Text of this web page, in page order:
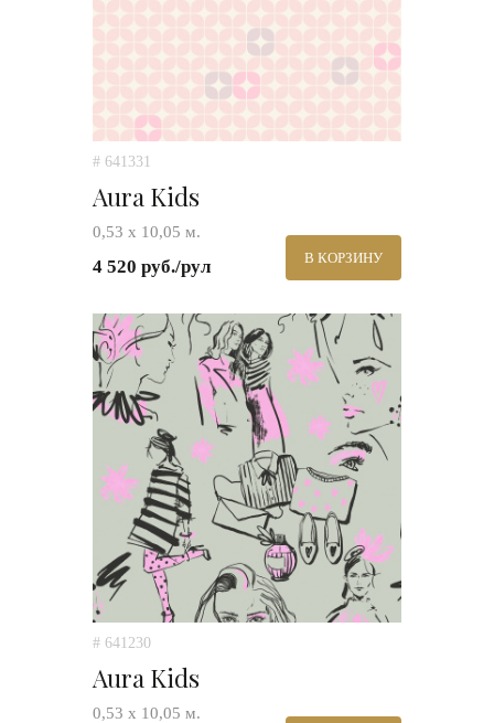
# 641331
Aura Kids
0,53 х 10,05 м.
4 520 руб./рул В КОРЗИНУ
# 641230
Aura Kids
0,53 х 10,05 м.